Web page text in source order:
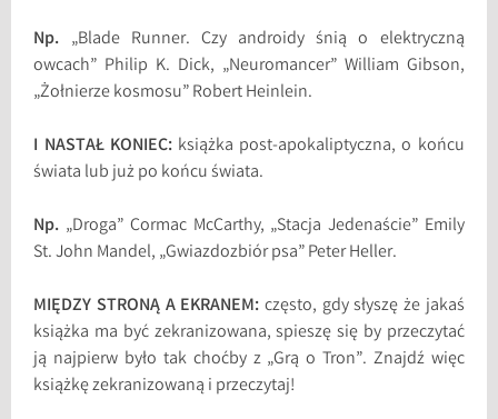
Np. „Blade Runner. Czy androidy śnią o elektryczną
owcach” Philip K. Dick, „Neuromancer” William Gibson,
„Żołnierze kosmosu” Robert Heinlein.
I NASTAŁ KONIEC: książka post-apokaliptyczna, o końcu
świata lub już po końcu świata.
Np. „Droga” Cormac McCarthy, „Stacja Jedenaście” Emily
St. John Mandel, „Gwiazdozbiór psa” Peter Heller.
MIĘDZY STRONĄ A EKRANEM: często, gdy słyszę że jakaś
książka ma być zekranizowana, spieszę się by przeczytać
ją najpierw było tak choćby z „Grą o Tron”. Znajdź więc
książkę zekranizowaną i przeczytaj!